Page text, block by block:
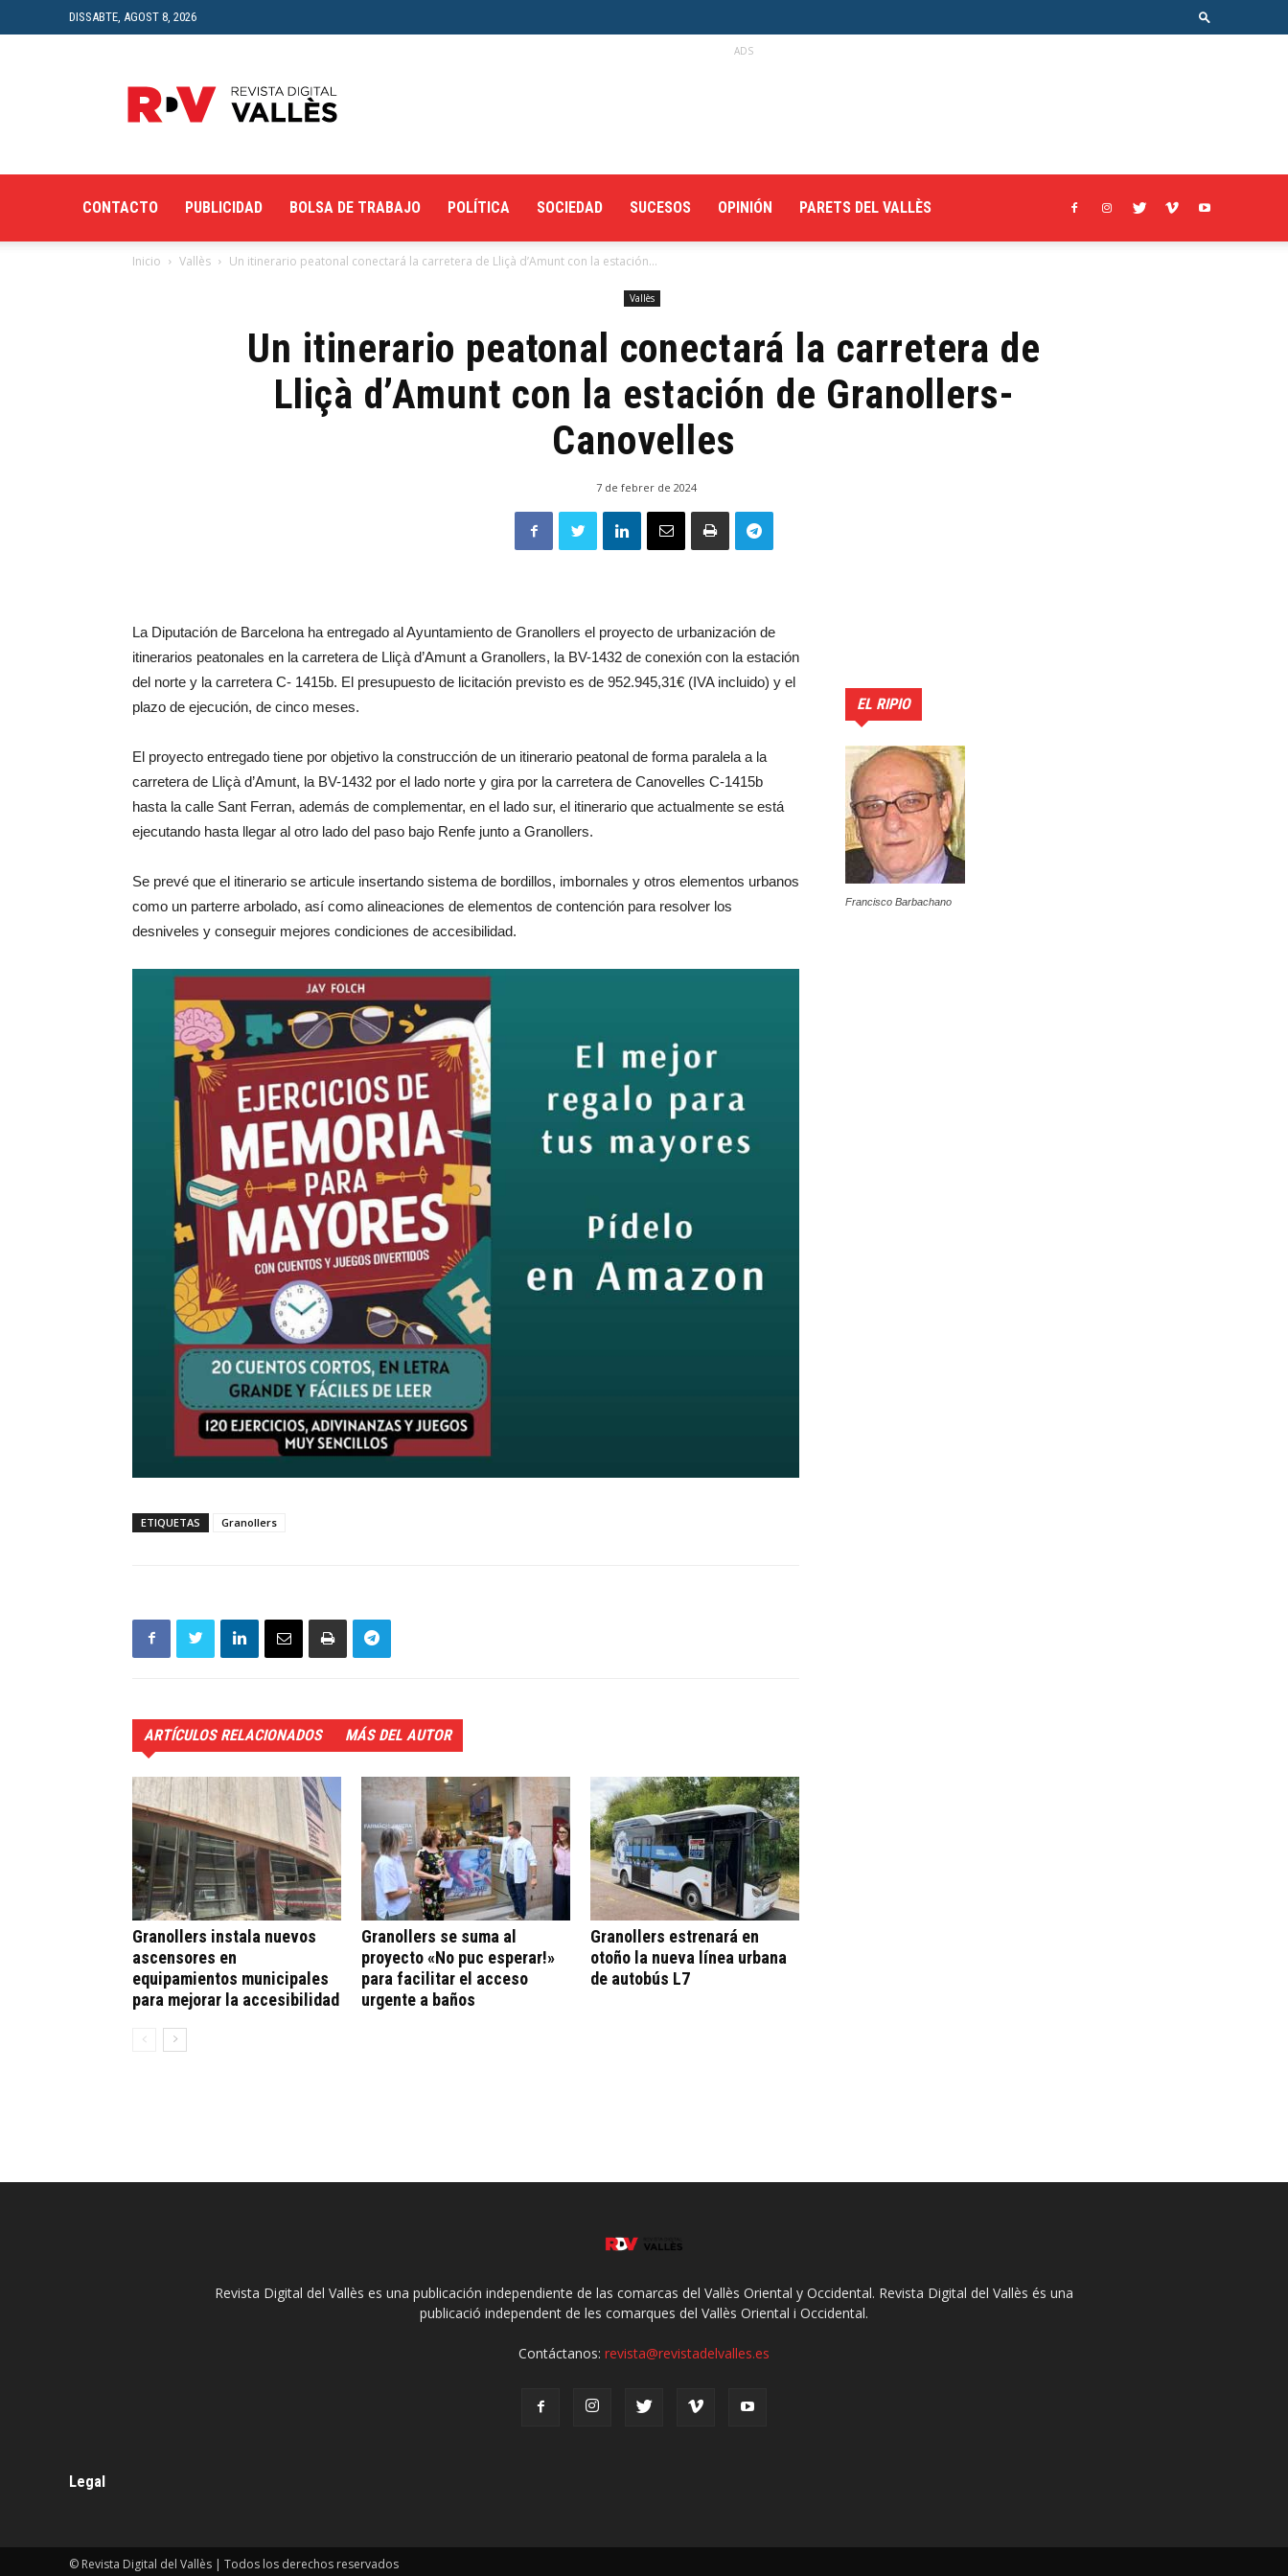
DISSABTE, AGOST 8, 2026
Digital
del
ADS
CONTACTO PUBLICIDAD BOLSA DE TRABAJO POLÍTICA SOCIEDAD SUCESOS OPINIÓN PARETS DEL VALLÈS
Inicio Vallès Un itinerario peatonal conectará la carretera de Lliçà d’Amunt con la estación...
Vallès
Un itinerario peatonal conectará la carretera de
Lliçà d’Amunt con la estación de Granollers-
Canovelles
7 de febrer de 2024
La Diputación de Barcelona ha entregado al Ayuntamiento de Granollers el proyecto de urbanización de
itinerarios peatonales en la carretera de Lliçà d’Amunt a Granollers, la BV-1432 de conexión con la estación
del norte y la carretera C- 1415b. El presupuesto de licitación previsto es de 952.945,31€ (IVA incluido) y el
plazo de ejecución, de cinco meses.
El proyecto entregado tiene por objetivo la construcción de un itinerario peatonal de forma paralela a la
carretera de Lliçà d’Amunt, la BV-1432 por el lado norte y gira por la carretera de Canovelles C-1415b
hasta la calle Sant Ferran, además de complementar, en el lado sur, el itinerario que actualmente se está
ejecutando hasta llegar al otro lado del paso bajo Renfe junto a Granollers.
Se prevé que el itinerario se articule insertando sistema de bordillos, imbornales y otros elementos urbanos
como un parterre arbolado, así como alineaciones de elementos de contención para resolver los
desniveles y conseguir mejores condiciones de accesibilidad.
ETIQUETAS Granollers
ARTÍCULOS RELACIONADOS MÁS DEL AUTOR
Granollers instala nuevos
ascensores en
equipamientos municipales
para mejorar la accesibilidad
Granollers se suma al
proyecto «No puc esperar!»
para facilitar el acceso
urgente a baños
Granollers estrenará en
otoño la nueva línea urbana
de autobús L7
EL RIPIO
Francisco Barbachano
Revista Digital del Vallès es una publicación independiente de las comarcas del Vallès Oriental y Occidental. Revista Digital del Vallès és una
publicació independent de les comarques del Vallès Oriental i Occidental.
Contáctanos: revista@revistadelvalles.es
Legal
© Revista Digital del Vallès | Todos los derechos reservados